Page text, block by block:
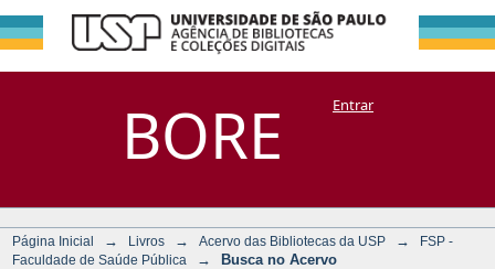
BORE
Busca no Acervo
DSpace/Manakin + CoriscoEntrar
Página Inicial → Livros → Acervo das Bibliotecas da USP →
FSP -
Faculdade de Saúde Pública
→ Busca no Acervo